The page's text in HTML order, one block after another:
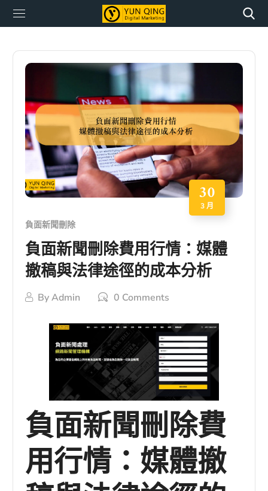
30
3 月
負面新聞刪除
負面新聞刪除費用行情：媒體
撤稿與法律途徑的成本分析
ByAdmin 0 Comments
負面新聞刪除費
用行情：媒體撤